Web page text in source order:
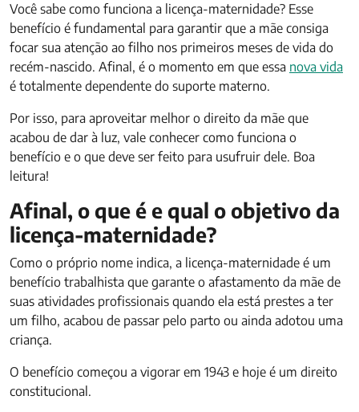
Você sabe como funciona a licença-maternidade? Esse
benefício é fundamental para garantir que a mãe consiga
focar sua atenção ao filho nos primeiros meses de vida do
recém-nascido. Afinal, é o momento em que essa nova vida
é totalmente dependente do suporte materno.
Por isso, para aproveitar melhor o direito da mãe que
acabou de dar à luz, vale conhecer como funciona o
benefício e o que deve ser feito para usufruir dele. Boa
leitura!
Afinal, o que é e qual o objetivo da
licença-maternidade?
Como o próprio nome indica, a licença-maternidade é um
benefício trabalhista que garante o afastamento da mãe de
suas atividades profissionais quando ela está prestes a ter
um filho, acabou de passar pelo parto ou ainda adotou uma
criança.
O benefício começou a vigorar em 1943 e hoje é um direito
constitucional.